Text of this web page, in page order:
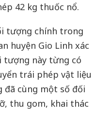
42 kg thuốc nổ.
tượng chính trong
huyện Gio Linh xác
tượng này từng có
trái phép vật liệu
đã cùng một số đối
thu gom, khai thác